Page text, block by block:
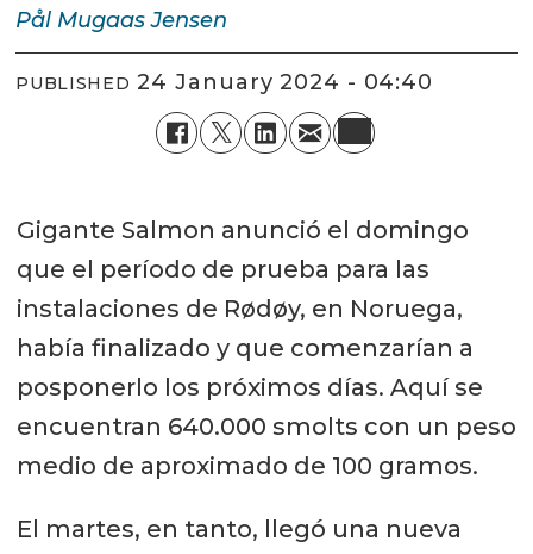
Pål Mugaas Jensen
PUBLISHED 24 January 2024 - 04:40
Gigante Salmon anunció el domingo
que el período de prueba para las
instalaciones de Rødøy, en Noruega,
había finalizado y que comenzarían a
posponerlo los próximos días. Aquí se
encuentran 640.000 smolts con un peso
medio de aproximado de 100 gramos.
El martes, en tanto, llegó una nueva